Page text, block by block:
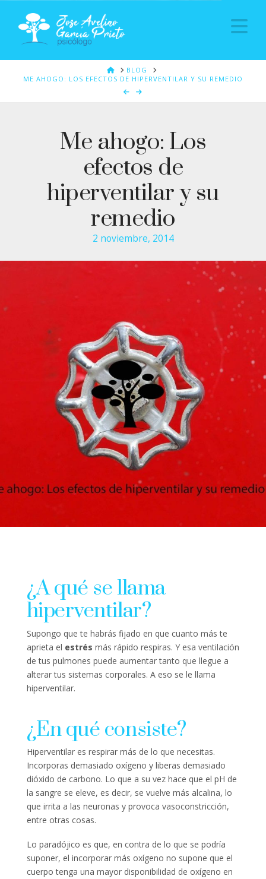
HOMEBLOG
ME AHOGO: LOS EFECTOS DE HIPERVENTILAR Y SU REMEDIO
Me ahogo: Los
efectos de
hiperventilar y su
remedio
2 noviembre, 2014
¿A qué se llama
hiperventilar?
Supongo que te habrás fijado en que cuanto más te
aprieta el estrés más rápido respiras. Y esa ventilación
de tus pulmones puede aumentar tanto que llegue a
alterar tus sistemas corporales. A eso se le llama
hiperventilar.
¿En qué consiste?
Hiperventilar es respirar más de lo que necesitas.
Incorporas demasiado oxígeno y liberas demasiado
dióxido de carbono. Lo que a su vez hace que el pH de
la sangre se eleve, es decir, se vuelve más alcalina, lo
que irrita a las neuronas y provoca vasoconstricción,
entre otras cosas.
Lo paradójico es que, en contra de lo que se podría
suponer, el incorporar más oxígeno no supone que el
cuerpo tenga una mayor disponibilidad de oxígeno en